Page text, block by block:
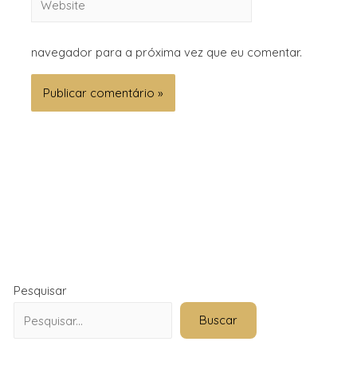
navegador para a próxima vez que eu comentar.
Pesquisar
Buscar